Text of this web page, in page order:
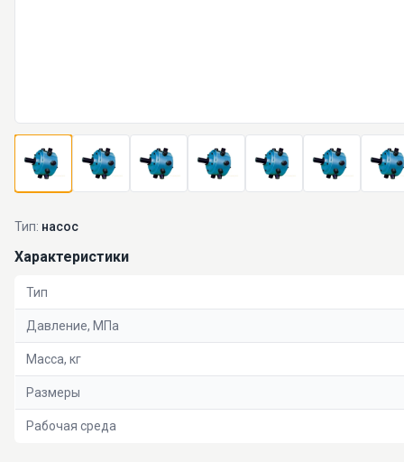
Тип: насос
Характеристики
Тип
Давление, МПа
Масса, кг
Размеры
Рабочая среда